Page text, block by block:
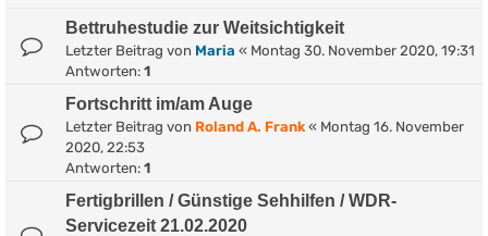
Bettruhestudie zur Weitsichtigkeit
Letzter Beitrag von Maria « Montag 30. November 2020, 19:31
Antworten: 1
Fortschritt im/am Auge
Letzter Beitrag von Roland A. Frank « Montag 16. November
2020, 22:53
Antworten: 1
Fertigbrillen / Günstige Sehhilfen / WDR-
Servicezeit 21.02.2020